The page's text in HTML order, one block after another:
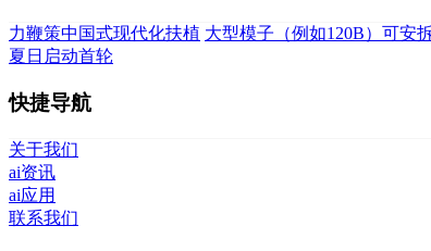
力鞭策中国式现代化扶植 大型模子（例如120B）可安
夏日启动首轮
快捷导航
关于我们
ai资讯
ai应用
联系我们